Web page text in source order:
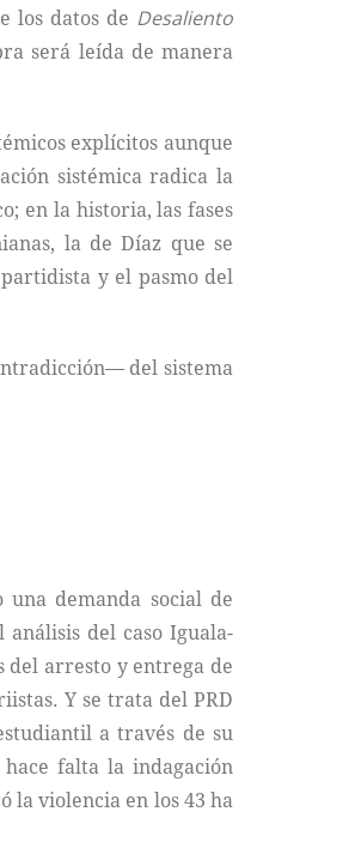
los datos de Desaliento
será leída de manera
explícitos aunque
sistémica radica la
en la historia, las fases
la de Díaz que se
y el pasmo del
del sistema
demanda social de
del caso Iguala-
del arresto y entrega de
Y se trata del PRD
a través de su
falta la indagación
la violencia en los 43 ha